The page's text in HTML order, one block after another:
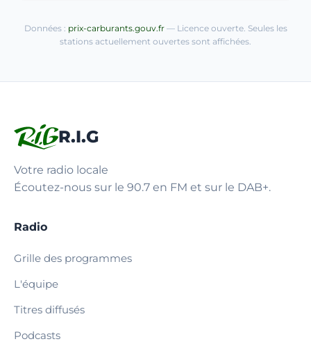
Données : prix-carburants.gouv.fr— Licence ouverte. Seules les
stations actuellement ouvertes sont affichées.
R.I.G
Votre radio locale
Écoutez-nous sur le 90.7 en FM et sur le DAB+.
Radio
Grille des programmes
L'équipe
Titres diffusés
Podcasts